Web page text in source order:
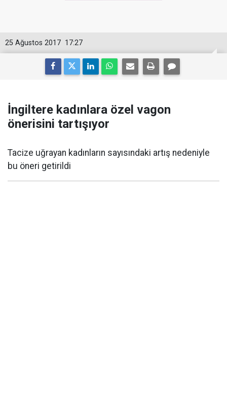
17:27
25 Ağustos 2017
İngiltere kadınlara özel vagon
önerisini tartışıyor
Tacize uğrayan kadınların sayısındaki artış nedeniyle
bu öneri getirildi